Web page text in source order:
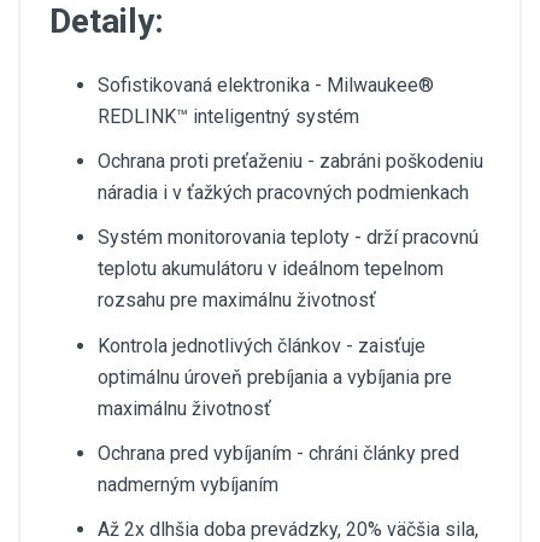
Detaily:
Sofistikovaná elektronika - Milwaukee®
REDLINK™ inteligentný systém
Ochrana proti preťaženiu - zabráni poškodeniu
náradia i v ťažkých pracovných podmienkach
Systém monitorovania teploty - drží pracovnú
teplotu akumulátoru v ideálnom tepelnom
rozsahu pre maximálnu životnosť
Kontrola jednotlivých článkov - zaisťuje
optimálnu úroveň prebíjania a vybíjania pre
maximálnu životnosť
Ochrana pred vybíjaním - chráni články pred
nadmerným vybíjaním
Až 2x dlhšia doba prevádzky, 20% väčšia sila,